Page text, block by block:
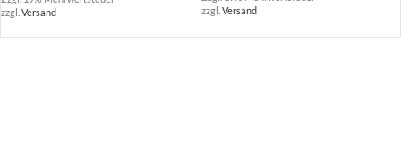
zzgl. Versand
zzgl. Versand